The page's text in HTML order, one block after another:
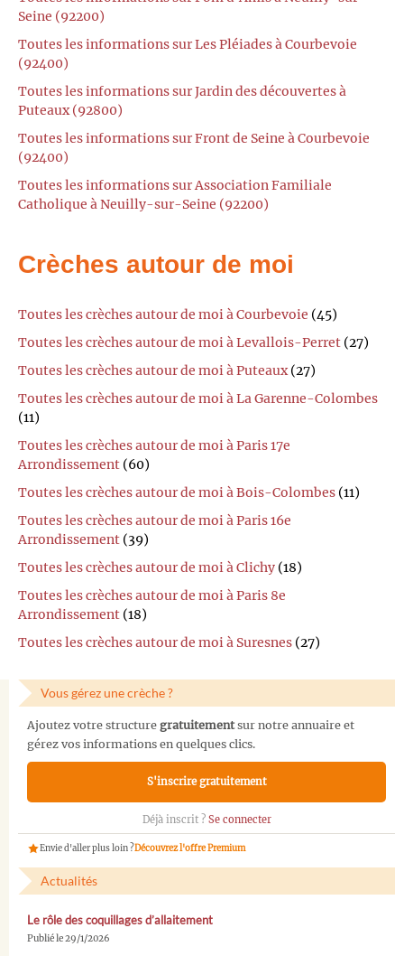
Seine (92200)
Toutes les informations sur Les Pléiades à Courbevoie
(92400)
Toutes les informations sur Jardin des découvertes à
Puteaux (92800)
Toutes les informations sur Front de Seine à Courbevoie
(92400)
Toutes les informations sur Association Familiale
Catholique à Neuilly-sur-Seine (92200)
Crèches autour de moi
Toutes les crèches autour de moi à Courbevoie (45)
Toutes les crèches autour de moi à Levallois-Perret (27)
Toutes les crèches autour de moi à Puteaux(27)
Toutes les crèches autour de moi à La Garenne-Colombes
(11)
Toutes les crèches autour de moi à Paris 17e
Arrondissement (60)
Toutes les crèches autour de moi à Bois-Colombes (11)
Toutes les crèches autour de moi à Paris 16e
Arrondissement (39)
Toutes les crèches autour de moi à Clichy (18)
Toutes les crèches autour de moi à Paris 8e
Arrondissement (18)
Toutes les crèches autour de moi à Suresnes (27)
Vous gérez une crèche ?
Ajoutez votre structure gratuitementsur notre annuaire et
gérez vos informations en quelques clics.
S'inscrire gratuitement
Déjà inscrit ? Se connecter
Envie d'aller plus loin ?Découvrez l'offre Premium
Actualités
Le rôle des coquillages d’allaitement
Publié le 29/1/2026